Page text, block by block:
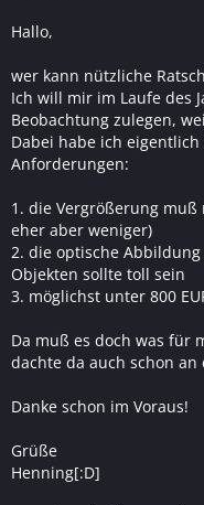
Hallo,
wer kann nützliche
Ich will mir im Laufe des
Beobachtung zulegen,
Dabei habe ich
Anforderungen:
1. die Vergrößerung
eher aber weniger)
2. die optische
Objekten sollte toll sein
3. möglichst unter 800
Da muß es doch was für
dachte da auch schon an
Danke schon im Voraus!
Grüße
Henning[:D]